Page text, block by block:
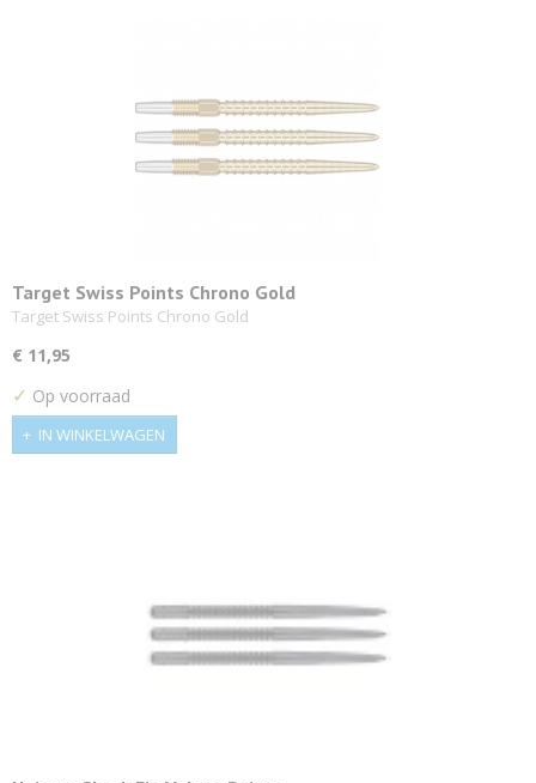
Target Swiss Points Chrono Gold
Target Swiss Points Chrono Gold
€ 11,95
✓ Op voorraad
IN WINKELWAGEN